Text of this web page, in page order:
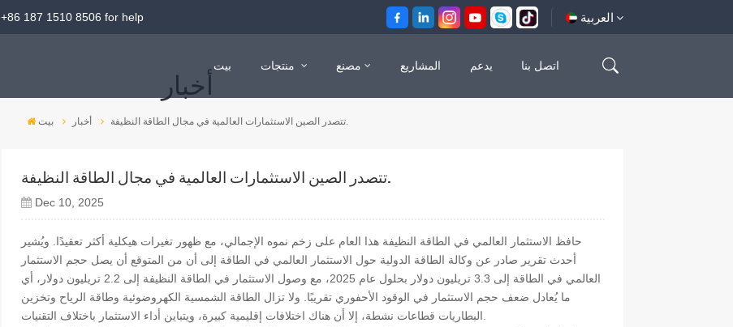
+86 187 1510 8506 for help العربية
بيت مصنع المشاريع يدعم اتصل بنا
أخبار
بيت أخبار تتصدر الصين الاستثمارات العالمية في مجال الطاقة النظيفة.
تتصدر الصين الاستثمارات العالمية في مجال الطاقة النظيفة.
Dec 10, 2025
حافظ الاستثمار العالمي في الطاقة النظيفة هذا العام على زخم نموه الإجمالي، مع ظهور تغيرات هيكلية أكثر تعقيدًا. ويُشير
أحدث تقرير صادر عن وكالة الطاقة الدولية حول الاستثمار العالمي في الطاقة إلى أن من المتوقع أن يصل حجم الاستثمار
العالمي في الطاقة إلى 3.3 تريليون دولار بحلول عام 2025، مع وصول الاستثمار في الطاقة النظيفة إلى 2.2 تريليون دولار، أي
ما يُعادل ضعف حجم الاستثمار في الوقود الأحفوري تقريبًا. ولا تزال الطاقة الشمسية الكهروضوئية وطاقة الرياح وتخزين
البطاريات قطاعات نشطة، إلا أن هناك اختلافات إقليمية كبيرة، ويتباين أداء الاستثمار باختلاف التقنيات.